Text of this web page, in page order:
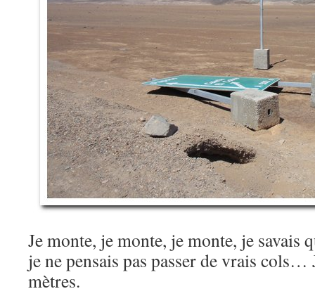
Je monte, je monte, je monte, je savais
je ne pensais pas passer de vrais cols…
mètres.